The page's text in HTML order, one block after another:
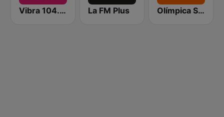
Vibra 104.9 FM La FM Plus Olímpica Stereo Cali 104.5 FM